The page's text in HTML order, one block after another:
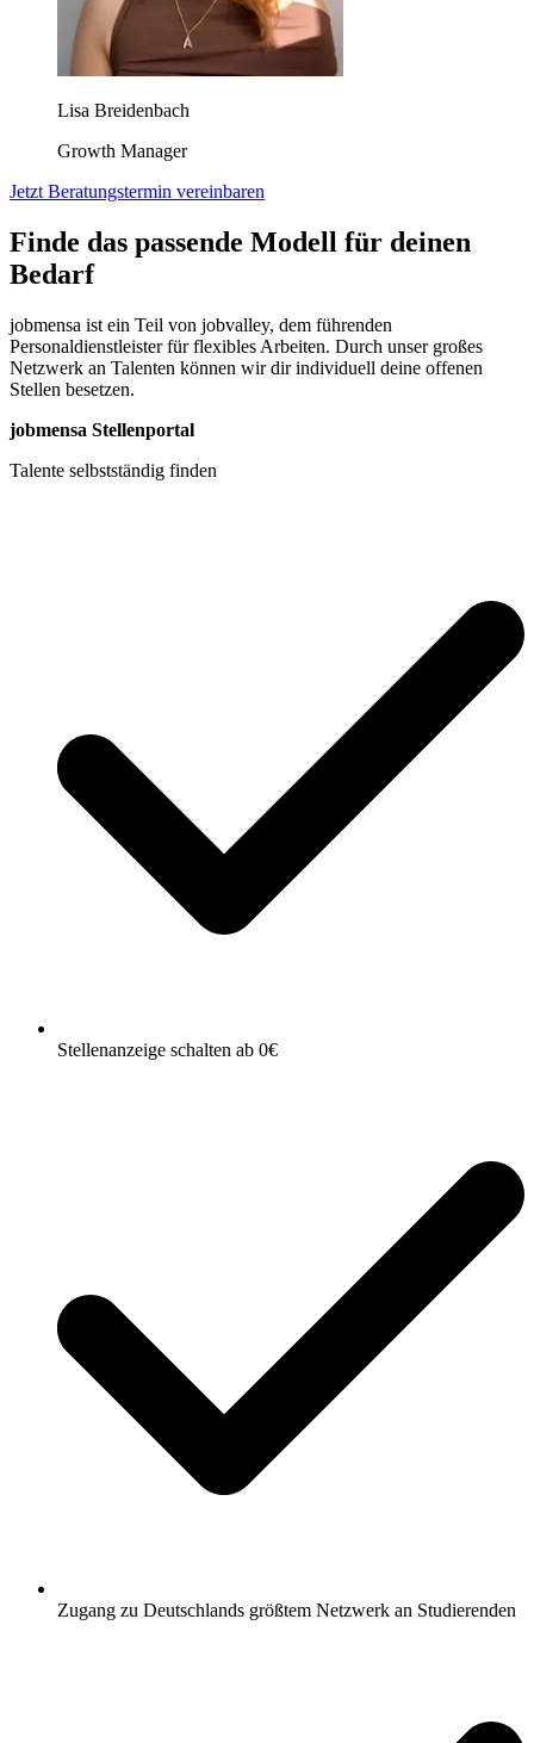
Lisa Breidenbach
Growth Manager
Jetzt Beratungstermin vereinbaren
Finde das passende Modell für deinen
Bedarf
jobmensa ist ein Teil von jobvalley, dem führenden
Personaldienstleister für flexibles Arbeiten. Durch unser großes
Netzwerk an Talenten können wir dir individuell deine offenen
Stellen besetzen.
jobmensa Stellenportal
Talente selbstständig finden
Stellenanzeige schalten ab 0€
Zugang zu Deutschlands größtem Netzwerk an Studierenden